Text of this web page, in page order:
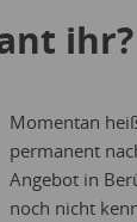
Momentan
permanent
Angebot in
noch nicht